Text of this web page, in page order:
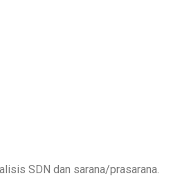
SDN dan sarana/prasarana.